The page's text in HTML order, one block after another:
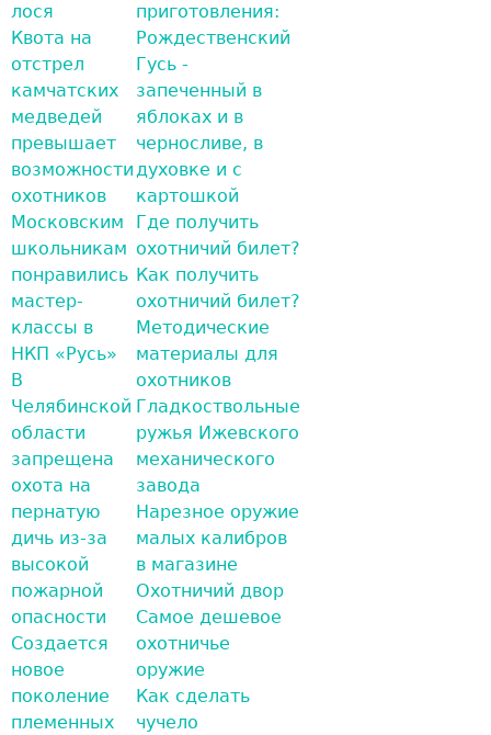
лося
Квота на
отстрел
камчатских
медведей
превышает
возможности
охотников
Московским
школьникам
понравились
мастер-
классы в
НКП «Русь»
В
Челябинской
области
запрещена
охота на
пернатую
дичь из-за
высокой
пожарной
опасности
Создается
новое
поколение
племенных
приготовления:
Рождественский
Гусь -
запеченный в
яблоках и в
черносливе, в
духовке и с
картошкой
Где получить
охотничий билет?
Как получить
охотничий билет?
Методические
материалы для
охотников
Гладкоствольные
ружья Ижевского
механического
завода
Нарезное оружие
малых калибров
в магазине
Охотничий двор
Самое дешевое
охотничье
оружие
Как сделать
чучело